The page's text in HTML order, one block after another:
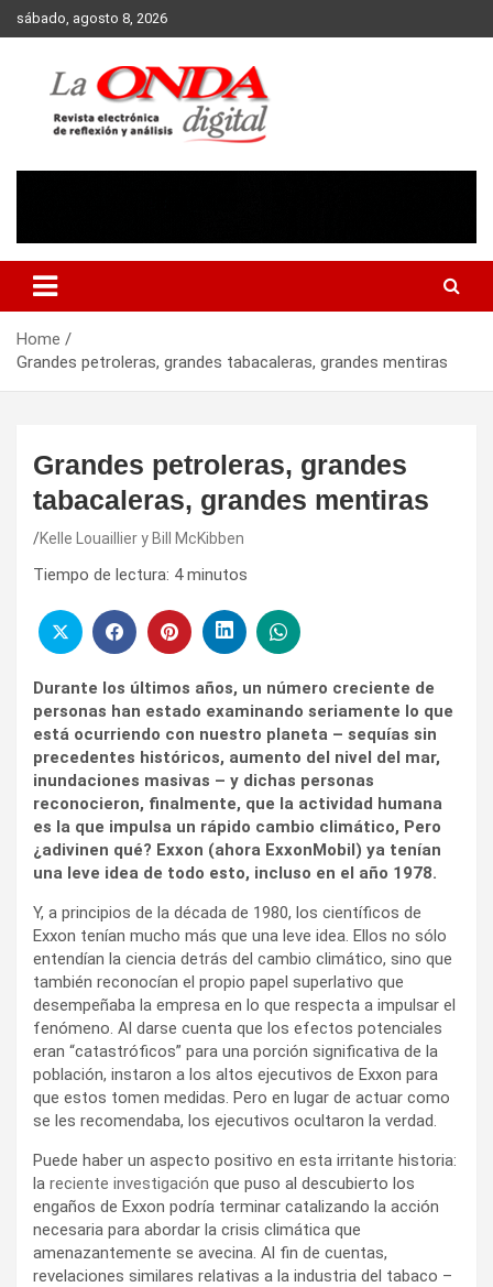
Skip
to
sábado, agosto 8, 2026
Home
Grandes petroleras, grandes tabacaleras, grandes mentiras
Grandes petroleras, grandes
tabacaleras, grandes mentiras
Kelle Louaillier y Bill McKibben
Tiempo de lectura: 4 minutos
Durante los últimos años, un número creciente de
personas han estado examinando seriamente lo que
está ocurriendo con nuestro planeta – sequías sin
precedentes históricos, aumento del nivel del mar,
inundaciones masivas – y dichas personas
reconocieron, finalmente, que la actividad humana
es la que impulsa un rápido cambio climático, Pero
¿adivinen qué? Exxon (ahora ExxonMobil) ya tenían
una leve idea de todo esto, incluso en el año 1978.
Y, a principios de la década de 1980, los científicos de
Exxon tenían mucho más que una leve idea. Ellos no sólo
entendían la ciencia detrás del cambio climático, sino que
también reconocían el propio papel superlativo que
desempeñaba la empresa en lo que respecta a impulsar el
fenómeno. Al darse cuenta que los efectos potenciales
eran “catastróficos” para una porción significativa de la
población, instaron a los altos ejecutivos de Exxon para
que estos tomen medidas. Pero en lugar de actuar como
se les recomendaba, los ejecutivos ocultaron la verdad.
Puede haber un aspecto positivo en esta irritante historia:
la reciente investigación que puso al descubierto los
engaños de Exxon podría terminar catalizando la acción
necesaria para abordar la crisis climática que
amenazantemente se avecina. Al fin de cuentas,
revelaciones similares relativas a la industria del tabaco –